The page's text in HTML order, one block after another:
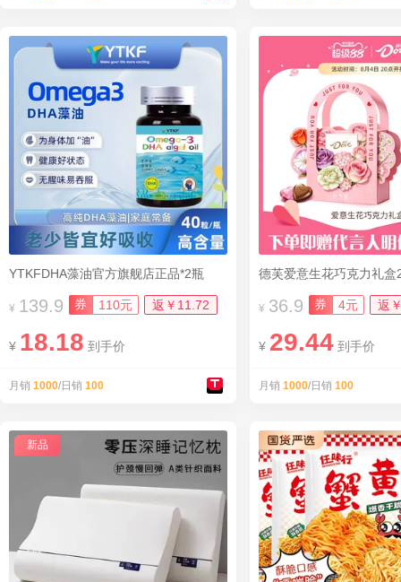
YTKFDHA藻油官方旗舰店正品*2瓶
¥ 139.9 券 110元 返￥11.72
¥ 18.18 到手价
月销 1000/日销 100
¥ 36.9 券 4元 返
¥ 29.44 到手价
月销 1000/日销 100
新品